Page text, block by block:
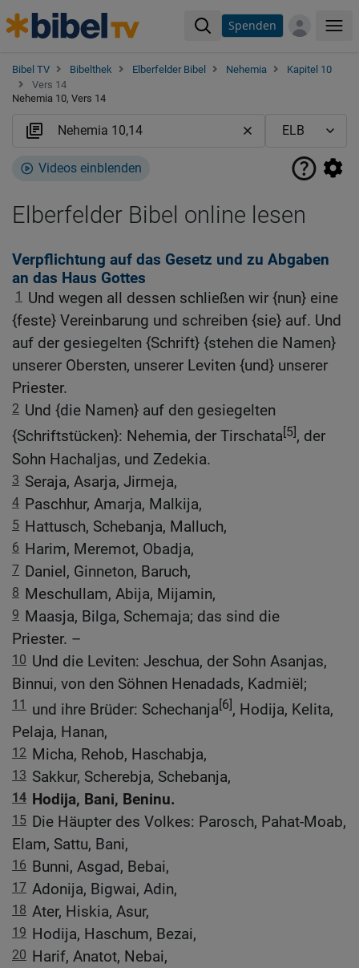
Spenden
Bibel TV Bibelthek Elberfelder Bibel Nehemia
Kapitel 10
Vers 14
Nehemia 10, Vers 14
Videos einblenden
Elberfelder Bibel online lesen
Verpflichtung auf das Gesetz und zu Abgaben
an das Haus Gottes
1
Und wegen all dessen schließen wir {nun} eine
{feste} Vereinbarung und schreiben {sie} auf. Und
auf der gesiegelten {Schrift} {stehen die Namen}
unserer Obersten, unserer Leviten {und} unserer
Priester.
2 Und {die Namen} auf den gesiegelten
{Schriftstücken}: Nehemia, der Tirschata[5], der
Sohn Hachaljas, und Zedekia.
3 Seraja, Asarja, Jirmeja,
4 Paschhur, Amarja, Malkija,
5 Hattusch, Schebanja, Malluch,
6 Harim, Meremot, Obadja,
7 Daniel, Ginneton, Baruch,
8 Meschullam, Abija, Mijamin,
9 Maasja, Bilga, Schemaja; das sind die
Priester. –
10 Und die Leviten: Jeschua, der Sohn Asanjas,
Binnui, von den Söhnen Henadads, Kadmiël;
11 und ihre Brüder: Schechanja[6], Hodija, Kelita,
Pelaja, Hanan,
12 Micha, Rehob, Haschabja,
13 Sakkur, Scherebja, Schebanja,
14 Hodija, Bani, Beninu.
15 Die Häupter des Volkes: Parosch, Pahat-Moab,
Elam, Sattu, Bani,
16 Bunni, Asgad, Bebai,
17 Adonija, Bigwai, Adin,
18 Ater, Hiskia, Asur,
19 Hodija, Haschum, Bezai,
20 Harif, Anatot, Nebai,